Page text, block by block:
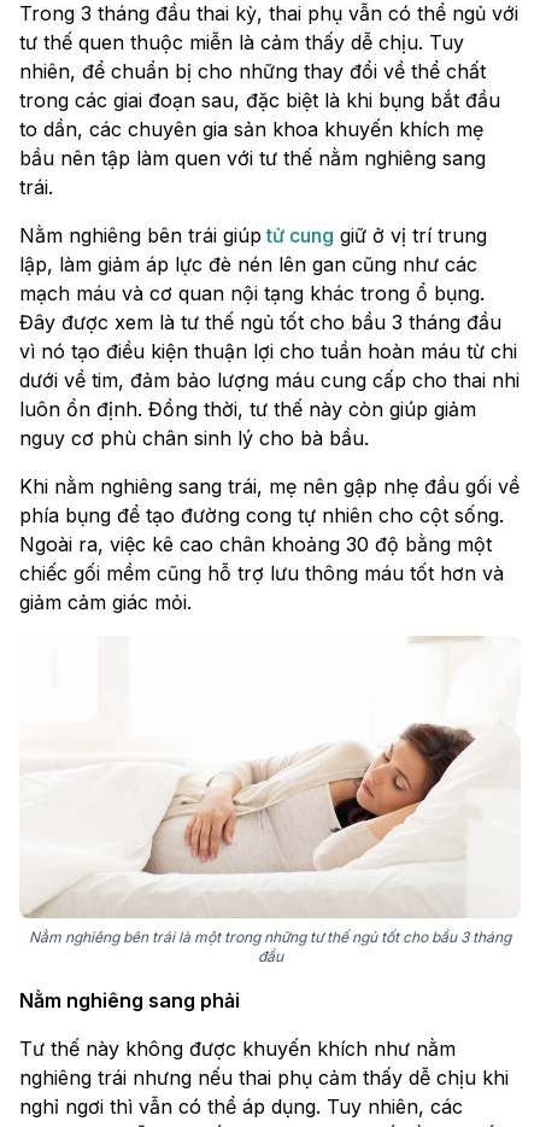
Trong 3 tháng đầu thai kỳ, thai phụ vẫn có thể ngủ với
tư thế quen thuộc miễn là cảm thấy dễ chịu. Tuy
nhiên, để chuẩn bị cho những thay đổi về thể chất
trong các giai đoạn sau, đặc biệt là khi bụng bắt đầu
to dần, các chuyên gia sản khoa khuyến khích mẹ
bầu nên tập làm quen với tư thế nằm nghiêng sang
trái.
Nằm nghiêng bên trái giúp tử cung giữ ở vị trí trung
lập, làm giảm áp lực đè nén lên gan cũng như các
mạch máu và cơ quan nội tạng khác trong ổ bụng.
Đây được xem là tư thế ngủ tốt cho bầu 3 tháng đầu
vì nó tạo điều kiện thuận lợi cho tuần hoàn máu từ chi
dưới về tim, đảm bảo lượng máu cung cấp cho thai nhi
luôn ổn định. Đồng thời, tư thế này còn giúp giảm
nguy cơ phù chân sinh lý cho bà bầu.
Khi nằm nghiêng sang trái, mẹ nên gập nhẹ đầu gối về
phía bụng để tạo đường cong tự nhiên cho cột sống.
Ngoài ra, việc kê cao chân khoảng 30 độ bằng một
chiếc gối mềm cũng hỗ trợ lưu thông máu tốt hơn và
giảm cảm giác mỏi.
Nằm nghiêng bên trái là một trong những tư thế ngủ tốt cho bầu 3 tháng
đầu
Nằm nghiêng sang phải
Tư thế này không được khuyến khích như nằm
nghiêng trái nhưng nếu thai phụ cảm thấy dễ chịu khi
nghỉ ngơi thì vẫn có thể áp dụng. Tuy nhiên, các